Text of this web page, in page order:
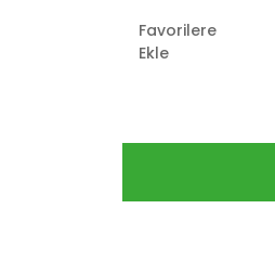
Favorilere
Ekle